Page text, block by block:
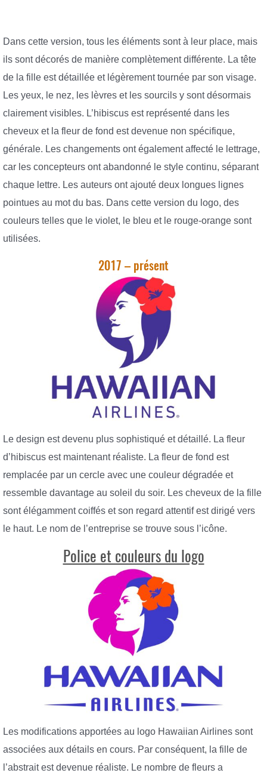
Dans cette version, tous les éléments sont à leur place, mais
ils sont décorés de manière complètement différente. La tête
de la fille est détaillée et légèrement tournée par son visage.
Les yeux, le nez, les lèvres et les sourcils y sont désormais
clairement visibles. L’hibiscus est représenté dans les
cheveux et la fleur de fond est devenue non spécifique,
générale. Les changements ont également affecté le lettrage,
car les concepteurs ont abandonné le style continu, séparant
chaque lettre. Les auteurs ont ajouté deux longues lignes
pointues au mot du bas. Dans cette version du logo, des
couleurs telles que le violet, le bleu et le rouge-orange sont
utilisées.
2017 – présent
Le design est devenu plus sophistiqué et détaillé. La fleur
d’hibiscus est maintenant réaliste. La fleur de fond est
remplacée par un cercle avec une couleur dégradée et
ressemble davantage au soleil du soir. Les cheveux de la fille
sont élégamment coiffés et son regard attentif est dirigé vers
le haut. Le nom de l’entreprise se trouve sous l’icône.
Police et couleurs du logo
Les modifications apportées au logo Hawaiian Airlines sont
associées aux détails en cours. Par conséquent, la fille de
l’abstrait est devenue réaliste. Le nombre de fleurs a